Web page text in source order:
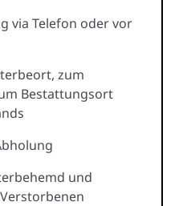
via Telefon oder vor
zum
Bestattungsort
und